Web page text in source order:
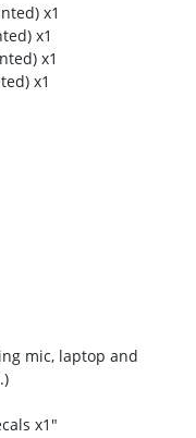
x1
x1
x1
x1
mic, laptop and
x1″